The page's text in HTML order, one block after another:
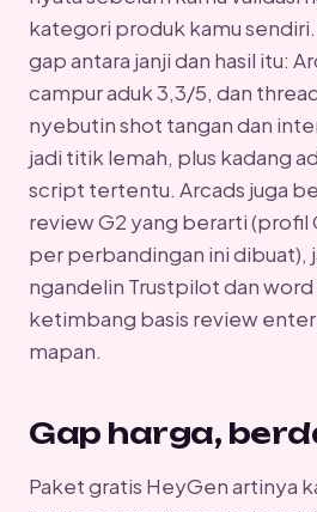
kategori produk kamu
gap antara janji dan hasil itu:
campur aduk 3,3/5, dan
nyebutin shot tangan dan
jadi titik lemah, plus kadang
script tertentu. Arcads juga
review G2 yang berarti
per perbandingan ini dibuat),
ngandelin Trustpilot dan
ketimbang basis review
mapan.
Gap harga,
Paket gratis HeyGen artinya